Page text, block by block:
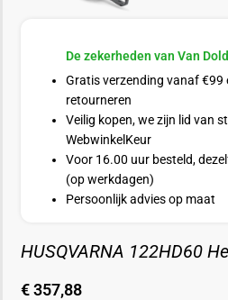
De zekerheden van Van
Gratis verzending vanaf €99
retourneren
Veilig kopen, we zijn lid van
WebwinkelKeur
Voor 16.00 uur besteld,
(op werkdagen)
Persoonlijk advies op maat
HUSQVARNA 122HD60
€357,88